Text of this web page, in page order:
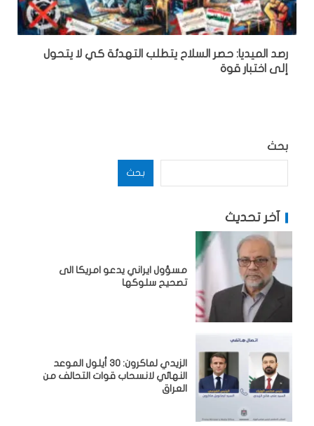
رصد الميديا: حصر السلاح يتطلب التهدئة كي لا يتحول
إلى اختبار قوة
بحث
بحث
آخر تحديث
مسؤول ايراني يدعو امريكا الى
تصحيح سلوكها
الزيدي لماكرون: 30 أيلول الموعد
النهائي لانسحاب قوات التحالف من
العراق